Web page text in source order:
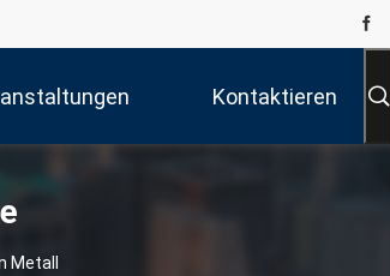
Kontaktieren
Metall